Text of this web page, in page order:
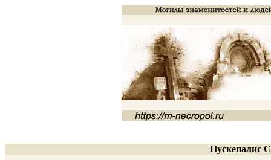
Пускепалис